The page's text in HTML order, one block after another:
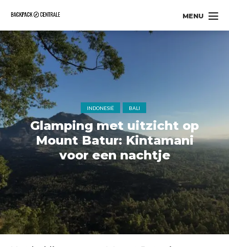
MENU
INDONESIË BALI
Glamping met uitzicht op
Mount Batur: Kintamani
voor een nachtje